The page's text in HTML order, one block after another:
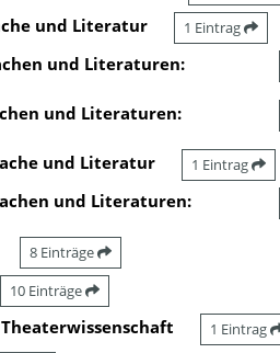
und Literatur 1 Eintrag
und Literaturen:
und Literaturen:
und Literatur 1 Eintrag
und Literaturen:
8 Einträge
10 Einträge
1 Eintrag